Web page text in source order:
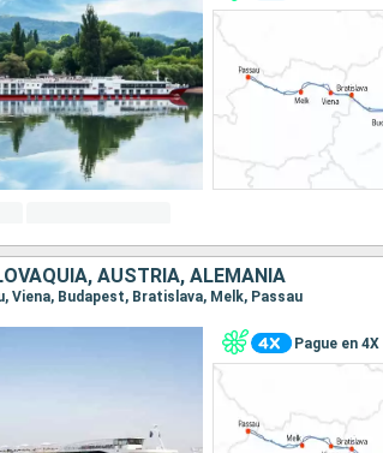
AUSTRIA, ALEMANIA
Viena, Budapest, Bratislava, Melk, Passau
Pague en 4X